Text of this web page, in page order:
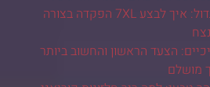
השער למשחק הגדול: איך לבצע 7XL הפקדה בצורה
הצעד הראשון והחשוב ביותר
מושלם